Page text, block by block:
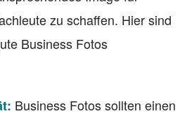
zu schaffen. Hier sind
Business Fotos
Business Fotos sollten einen